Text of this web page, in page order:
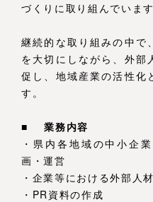
づくりに取り組んでいます
継続的な取り組みの中で
を大切にしながら、外部
促し、地域産業の活性化
す。
■業務内容
・県内各地域の中小企
画・運営
・企業等における外部人
・PR資料の作成